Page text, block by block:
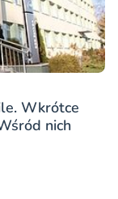
Wkrótce
nich